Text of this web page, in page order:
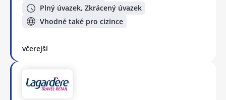
Plný úvazek, Zkrácený úvazek
Vhodné také pro cizince
včerejší